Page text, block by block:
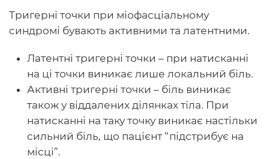
Тригерні точки при міофасціальному
синдромі бувають активними та латентними.
Латентні тригерні точки – при натисканні
на ці точки виникає лише локальний біль.
Активні тригерні точки – біль виникає
також у віддалених ділянках тіла. При
натисканні на таку точку виникає настільки
сильний біль, що пацієнт “підстрибує на
місці”.